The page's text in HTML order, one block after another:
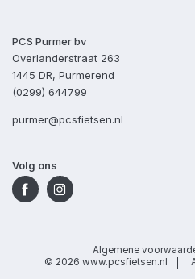
PCS Purmer bv
Overlanderstraat 263
1445 DR, Purmerend
(0299) 644799
purmer@pcsfietsen.nl
Volg ons
Algemene
© 2026 www.pcsfietsen.nl